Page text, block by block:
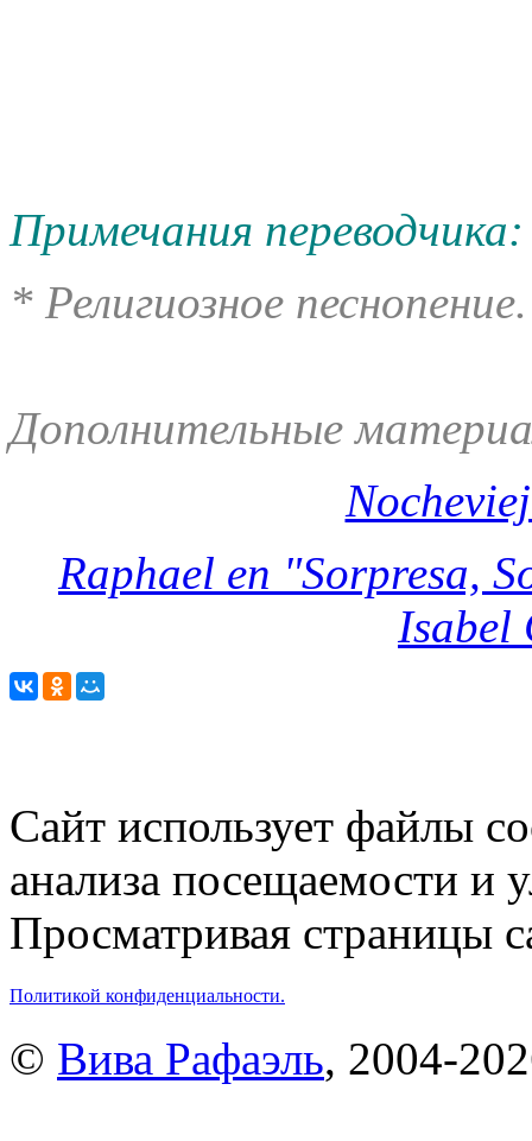
Примечания переводчика:
* Религиозное песнопение.
Дополнительные
Raphael en "Sorpresa,
Isabel
Сайт использует файлы
анализа посещаемости и
Просматривая страницы
Политикой конфиденциальности.
© Вива Рафаэль, 2004-